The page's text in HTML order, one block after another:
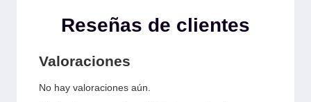
Reseñas de clientes
Valoraciones
No hay valoraciones aún.